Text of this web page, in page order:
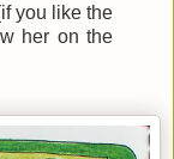
you like the
her on the